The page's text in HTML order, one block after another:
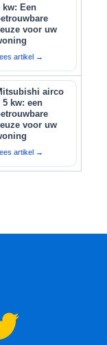
kw: Een
voor uw
Lees artikel →
airco
5 kw: een
voor uw
Lees artikel →
T